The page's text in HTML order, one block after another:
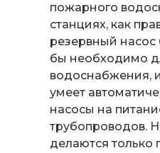
пожарного
станциях, как
резервный
бы необходимо
водоснабжения,
умеет
насосы на
трубопроводов.
делаются